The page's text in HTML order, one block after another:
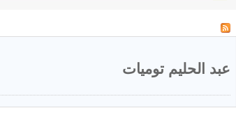
عبد الحليم توميات